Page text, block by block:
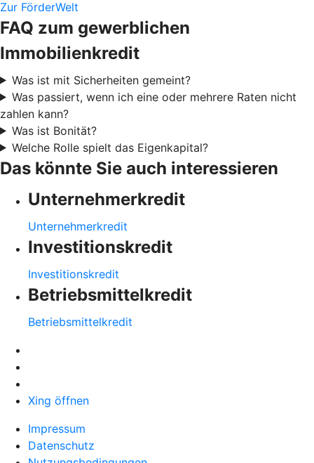
Zur FörderWelt
FAQ zum gewerblichen
Immobilienkredit
Was ist mit Sicherheiten gemeint?
Was passiert, wenn ich eine oder mehrere Raten nicht
zahlen kann?
Was ist Bonität?
Welche Rolle spielt das Eigenkapital?
Das könnte Sie auch interessieren
Unternehmerkredit
Unternehmerkredit
Investitionskredit
Investitionskredit
Betriebsmittelkredit
Betriebsmittelkredit
Xing öffnen
Impressum
Datenschutz